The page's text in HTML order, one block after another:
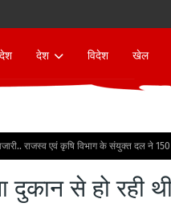
देश विदेश खेल
राजस्व एवं कृषि विभाग के संयुक्त दल ने
से हो रही